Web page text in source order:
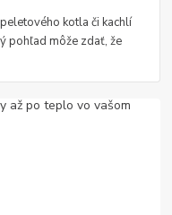
kotla či kachlí
pohľad môže zdať, že